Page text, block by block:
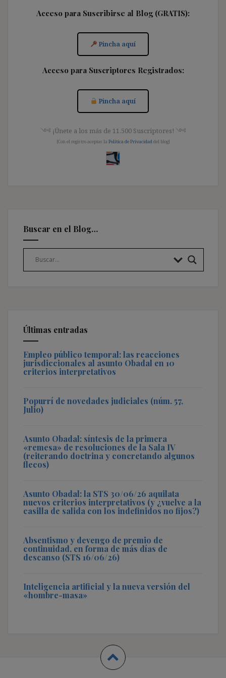
Acceso para Suscribirse al Blog (GRATIS):
Pincha aquí
Acceso para Suscriptores Registrados:
Pincha aquí
༺ ¡Únete a los más de 11.500 Suscriptores! ༺
[Con el registro aceptas la Política de Privacidad del blog]
Buscar en el Blog…
Últimas entradas
Empleo público temporal: las reacciones
jurisdiccionales al asunto Obadal en 10
criterios interpretativos
Popurrí de novedades judiciales (núm. 57,
Julio)
Asunto Obadal: síntesis de la primera
«remesa» de resoluciones de la Sala IV
(reiterando doctrina y concretando algunos
flecos)
Asunto Obadal: la STS 30/06/26 aquilata
nuevos criterios interpretativos (y ¿vuelve a la
casilla de salida con los indefinidos no fijos?)
Absentismo y devengo de premio de
continuidad, en forma de más días de
descanso (STS 16/06/26)
Inteligencia artificial y la nueva versión del
«hombre-masa»